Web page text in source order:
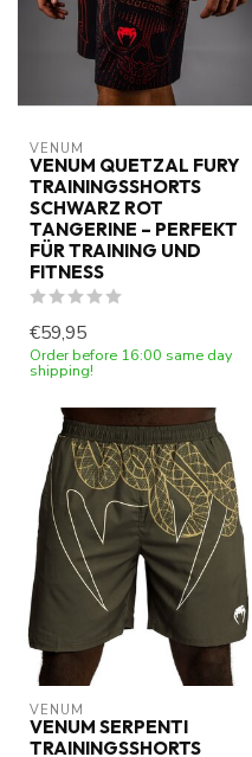
VENUM
VENUM QUETZAL FURY
TRAININGSSHORTS
SCHWARZ ROT
TANGERINE – PERFEKT
FÜR TRAINING UND
FITNESS
€59,95
Order before 16:00 same day
shipping!
VENUM
VENUM SERPENTI
TRAININGSSHORTS